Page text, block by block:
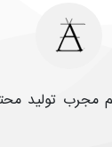
تولید